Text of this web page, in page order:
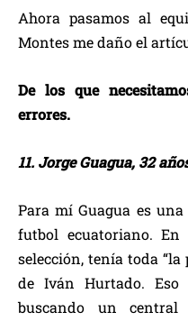
Ahora pasamos al
Montes me daño el
De los que
errores.
11. Jorge Guagua, 32
Para mí Guagua es
futbol ecuatoriano.
selección, tenía toda “la
de Iván Hurtado.
buscando un